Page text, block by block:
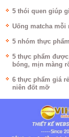
5 thói quen giúp
Uống matcha
5 nhóm thực
5 thực phẩm
bóng, mịn màng
6 thực phẩm giá
niên đốt mỡ